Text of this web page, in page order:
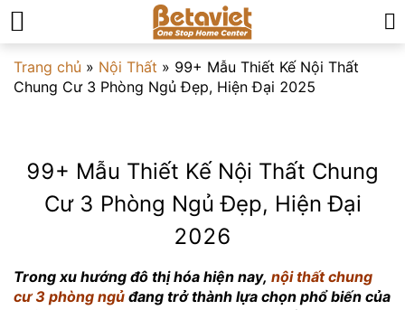
Trang chủ » Nội Thất » 99+ Mẫu Thiết Kế Nội Thất
Chung Cư 3 Phòng Ngủ Đẹp, Hiện Đại 2025
99+ Mẫu Thiết Kế Nội Thất Chung
Cư 3 Phòng Ngủ Đẹp, Hiện Đại
2026
Trong xu hướng đô thị hóa hiện nay, nội thất chung
cư 3 phòng ngủ đang trở thành lựa chọn phổ biến của